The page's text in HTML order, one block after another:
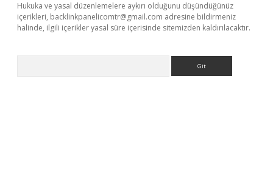
Hukuka ve yasal düzenlemelere aykırı olduğunu düşündüğünüz
içerikleri, backlinkpanelicomtr@gmail.com adresine bildirmeniz
halinde, ilgili içerikler yasal süre içerisinde sitemizden kaldırılacaktır.